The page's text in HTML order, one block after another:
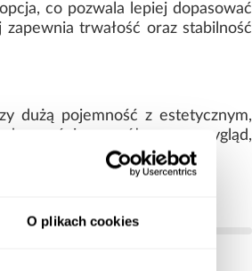
O plikach cookies
co pozwala lepiej dopasować
trwałość oraz stabilność
dużą pojemność z estetycznym,
współczesny wygląd,